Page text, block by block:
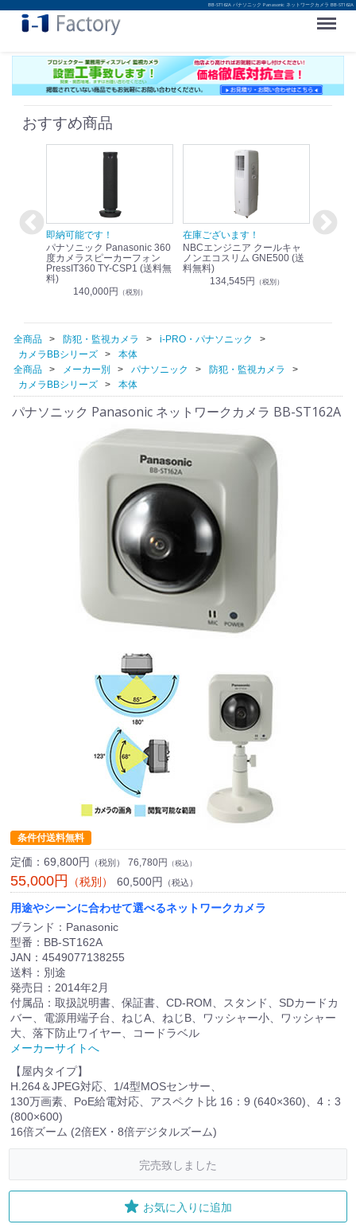
BB-ST162A パナソニック Panasonic ネットワークカメラ BB-ST162A
Menu
おすすめ商品
即納可能です！
パナソニック Panasonic 360
度カメラスピーカーフォン
PressIT360 TY-CSP1 (送料無
料)
140,000円 （税別）
在庫ございます！
NBCエンジニア クールキャ
ノンエコスリム GNE500 (送
料無料)
134,545円 （税別）
即納可
全商品 防犯・監視カメラ
i-PRO・パナソニック
カメラBBシリーズ
本体
全商品
メーカー別 パナソニック
防犯・監視カメラ
カメラBBシリーズ
本体
パナソニック Panasonic ネットワークカメラ BB-ST162A
条件付送料無料
定価： 69,800円 （税別） 76,780円 （税込）
55,000円 （税別） 60,500円 （税込）
用途やシーンに合わせて選べるネットワークカメラ
ブランド：Panasonic
型番：BB-ST162A
JAN：4549077138255
送料：別途
発売日：2014年2月
付属品：取扱説明書、保証書、CD-ROM、スタンド、SDカードカ
バー、電源用端子台、ねじA、ねじB、ワッシャー小、ワッシャー
大、落下防止ワイヤー、コードラベル
メーカーサイトへ
【屋内タイプ】
H.264＆JPEG対応、1/4型MOSセンサー、
130万画素、PoE給電対応、アスペクト比 16：9 (640×360)、4：3
(800×600)
16倍ズーム (2倍EX・8倍デジタルズーム)
完売致しました
お気に入りに追加